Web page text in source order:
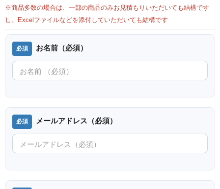
※商品多数の場合は、一部の商品のみお見積もりいただいても結構です
し、Excelファイルなどを添付していただいても結構です
お名前（必須）
メールアドレス（必須）